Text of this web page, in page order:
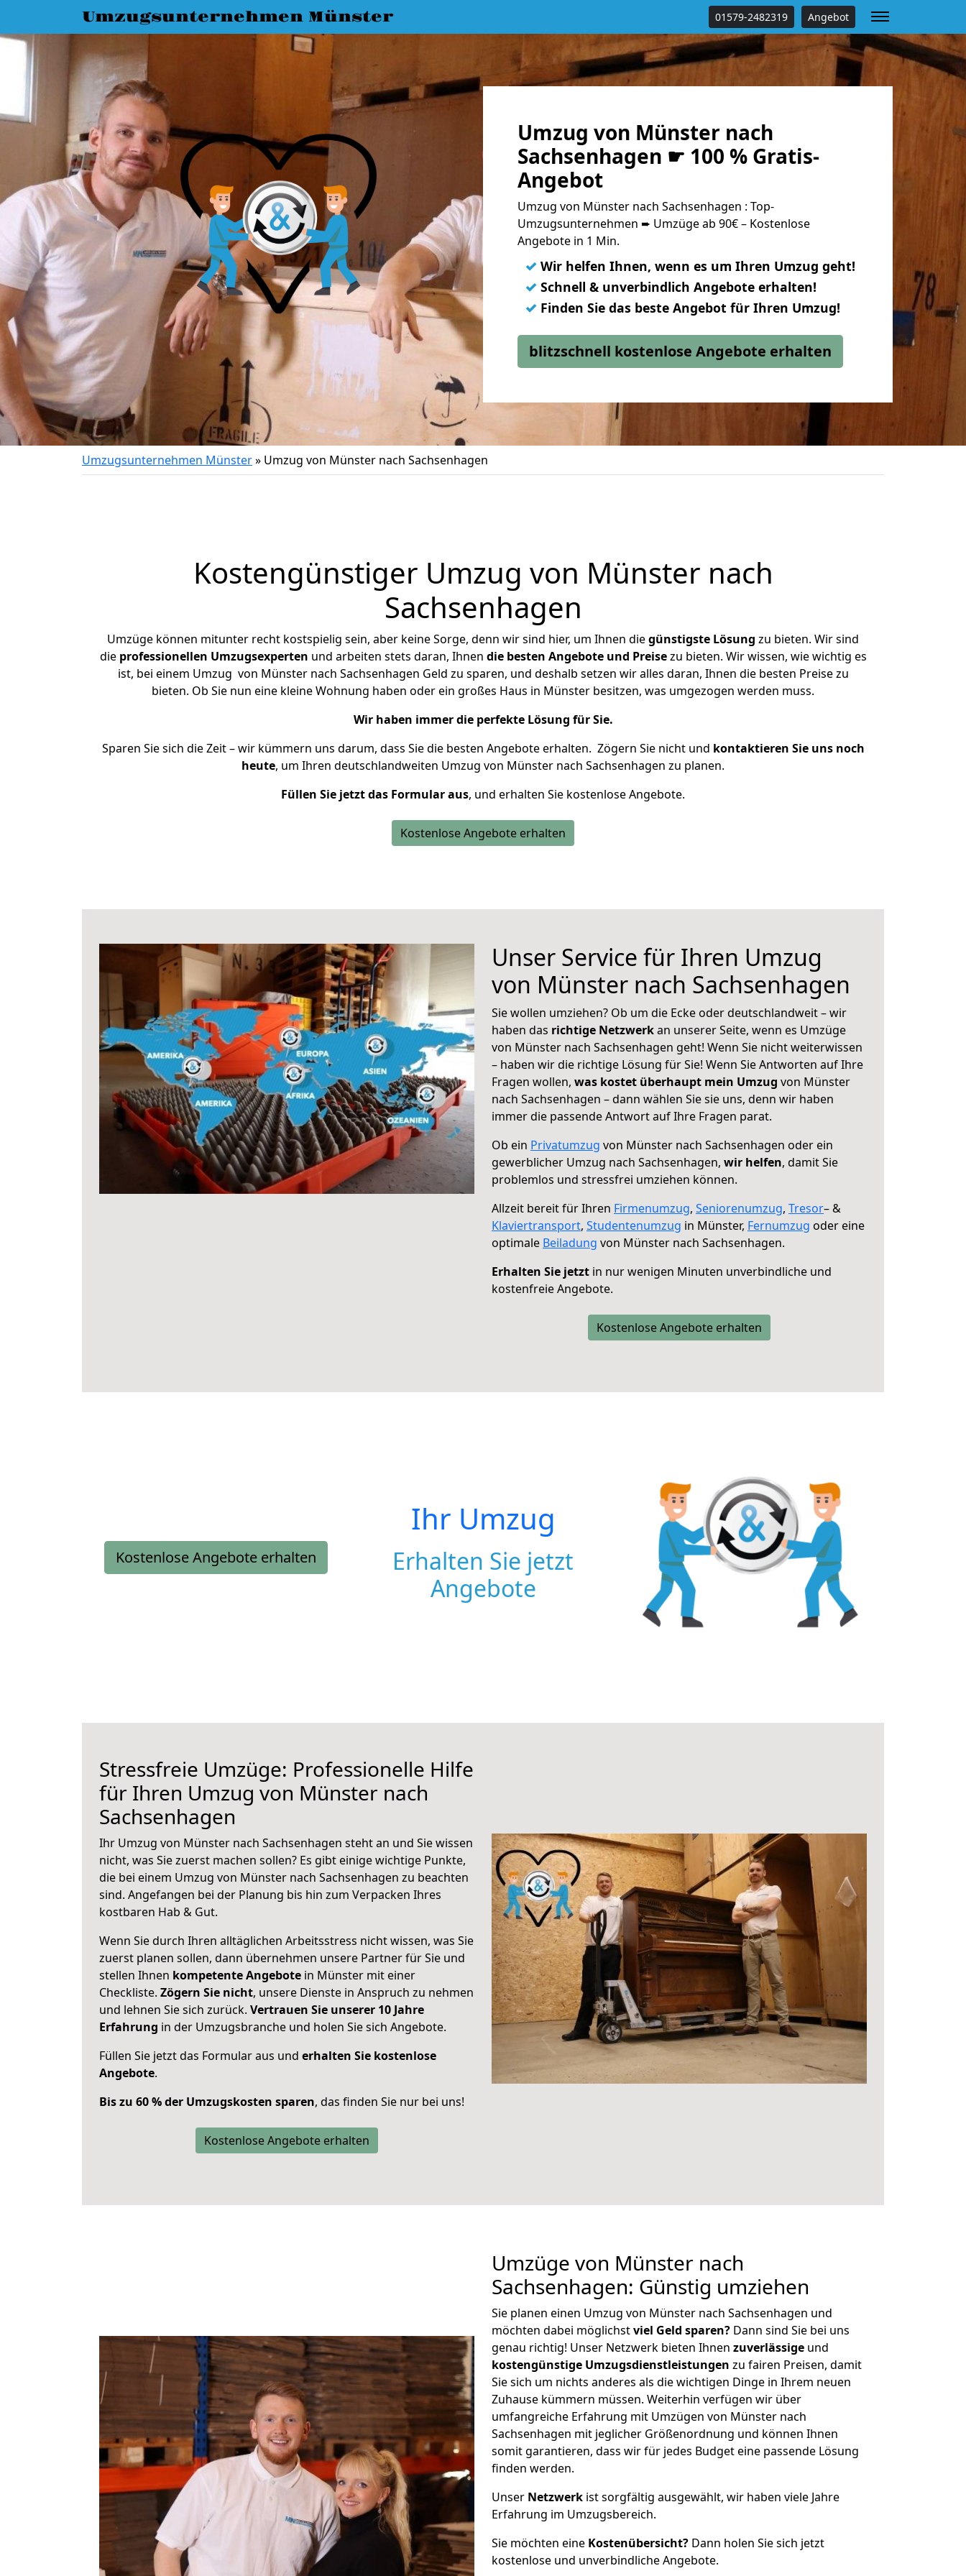
Umzugsunternehmen Münster 01579-2482319 Angebot
Umzug von Münster nach
Sachsenhagen ☛ 100 % Gratis-
Angebot
Umzug von Münster nach Sachsenhagen : Top-
Umzugsunternehmen ➨ Umzüge ab 90€ – Kostenlose
Angebote in 1 Min.
✓ Wir helfen Ihnen, wenn es um Ihren Umzug geht!
✓ Schnell & unverbindlich Angebote erhalten!
✓ Finden Sie das beste Angebot für Ihren Umzug!
blitzschnell kostenlose Angebote erhalten
Umzugsunternehmen Münster» Umzug von Münster nach Sachsenhagen
Kostengünstiger Umzug von Münster nach
Sachsenhagen
Umzüge können mitunter recht kostspielig sein, aber keine Sorge, denn wir sind hier, um Ihnen diegünstigste Lösung zu bieten. Wir sind
die professionellen Umzugsexperten und arbeiten stets daran, Ihnen die besten Angebote und Preisezu bieten. Wir wissen, wie wichtig es
ist, bei einem Umzug von Münster nach Sachsenhagen Geld zu sparen, und deshalb setzen wir alles daran, Ihnen die besten Preise zu
bieten. Ob Sie nun eine kleine Wohnung haben oder ein großes Haus in Münster besitzen, was umgezogen werden muss.
Wir haben immer die perfekte Lösung für Sie.
Sparen Sie sich die Zeit – wir kümmern uns darum, dass Sie die besten Angebote erhalten. Zögern Sie nicht und kontaktieren Sie uns noch
heute, um Ihren deutschlandweiten Umzug von Münster nach Sachsenhagen zu planen.
Füllen Sie jetzt das Formular aus, und erhalten Sie kostenlose Angebote.
Kostenlose Angebote erhalten
Unser Service für Ihren Umzug
von Münster nach Sachsenhagen
Sie wollen umziehen? Ob um die Ecke oder deutschlandweit – wir
haben das richtige Netzwerkan unserer Seite, wenn es Umzüge
von Münster nach Sachsenhagen geht! Wenn Sie nicht weiterwissen
– haben wir die richtige Lösung für Sie! Wenn Sie Antworten auf Ihre
Fragen wollen, was kostet überhaupt mein Umzug von Münster
nach Sachsenhagen – dann wählen Sie sie uns, denn wir haben
immer die passende Antwort auf Ihre Fragen parat.
Ob ein Privatumzug von Münster nach Sachsenhagen oder ein
gewerblicher Umzug nach Sachsenhagen, wir helfen, damit Sie
problemlos und stressfrei umziehen können.
Allzeit bereit für Ihren Firmenumzug, Seniorenumzug, Tresor– &
Klaviertransport, Studentenumzug in Münster, Fernumzug oder eine
optimale Beiladung von Münster nach Sachsenhagen.
Erhalten Sie jetzt in nur wenigen Minuten unverbindliche und
kostenfreie Angebote.
Kostenlose Angebote erhalten
Kostenlose Angebote erhalten
Ihr Umzug
Erhalten Sie jetzt
Angebote
Stressfreie Umzüge: Professionelle Hilfe
für Ihren Umzug von Münster nach
Sachsenhagen
Ihr Umzug von Münster nach Sachsenhagen steht an und Sie wissen
nicht, was Sie zuerst machen sollen? Es gibt einige wichtige Punkte,
die bei einem Umzug von Münster nach Sachsenhagen zu beachten
sind. Angefangen bei der Planung bis hin zum Verpacken Ihres
kostbaren Hab & Gut.
Wenn Sie durch Ihren alltäglichen Arbeitsstress nicht wissen, was Sie
zuerst planen sollen, dann übernehmen unsere Partner für Sie und
stellen Ihnen kompetente Angebote in Münster mit einer
Checkliste. Zögern Sie nicht, unsere Dienste in Anspruch zu nehmen
und lehnen Sie sich zurück. Vertrauen Sie unserer 10 Jahre
Erfahrung in der Umzugsbranche und holen Sie sich Angebote.
Füllen Sie jetzt das Formular aus und erhalten Sie kostenlose
Angebote.
Bis zu 60 % der Umzugskosten sparen, das finden Sie nur bei uns!
Kostenlose Angebote erhalten
Umzüge von Münster nach
Sachsenhagen: Günstig umziehen
Sie planen einen Umzug von Münster nach Sachsenhagen und
möchten dabei möglichstviel Geld sparen? Dann sind Sie bei uns
genau richtig! Unser Netzwerk bieten Ihnen zuverlässige und
kostengünstige Umzugsdienstleistungen zu fairen Preisen, damit
Sie sich um nichts anderes als die wichtigen Dinge in Ihrem neuen
Zuhause kümmern müssen. Weiterhin verfügen wir über
umfangreiche Erfahrung mit Umzügen von Münster nach
Sachsenhagen mit jeglicher Größenordnung und können Ihnen
somit garantieren, dass wir für jedes Budget eine passende Lösung
finden werden.
Unser Netzwerk ist sorgfältig ausgewählt, wir haben viele Jahre
Erfahrung im Umzugsbereich.
Sie möchten eine Kostenübersicht? Dann holen Sie sich jetzt
kostenlose und unverbindliche Angebote.